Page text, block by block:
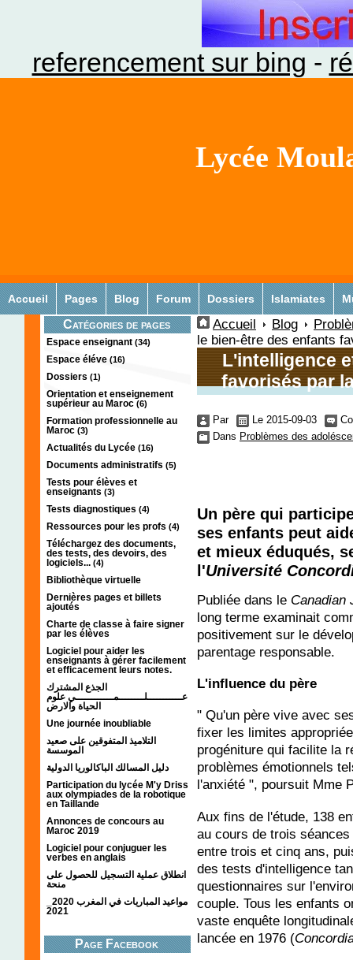
referencement sur bing -
Lycée
Accueil Pages Blog Forum Dossiers Islamiates
Catégories de pages
Espace enseignant (34)
Espace éléve (16)
Dossiers (1)
Orientation et enseignement
supérieur au Maroc (6)
Formation professionnelle au
Maroc (3)
Actualités du Lycée (16)
Documents administratifs (5)
Tests pour élèves et
enseignants (3)
Tests diagnostiques (4)
Ressources pour les profs (4)
Téléchargez des documents,
des tests, des devoirs, des
logiciels... (4)
Bibliothèque virtuelle
Dernières pages et billets
ajoutés
Charte de classe à faire signer
par les élèves
Logiciel pour aider les
enseignants à gérer facilement
et efficacement leurs notes.
الجذع المشترك
عـــــــــــلــــــــمــــــــــــي علوم
الحياة والارض
Une journée inoubliable
التلاميذ المتفوقين على صعيد
الموسسة
دليل المسالك الباكالوريا الدولية
Participation du lycée M'y Driss
aux olympiades de la robotique
en Taillande
Annonces de concours au
Maroc 2019
Logiciel pour conjuguer les
verbes en anglais
انطلاق عملية التسجيل للحصول على
منحة
2021
Page Facebook
Accueil Blog
le bien-être des enfants
L'intelligence
favorisés par
Par Le 2015-09-03
Dans Problèmes des
Un père qui
ses enfants peut
et mieux éduqués,
l'Université
Publiée dans le Canadian
long terme examinait
positivement sur le
parentage responsable.
L'influence du père
" Qu'un père vive avec
fixer les limites
progéniture qui facilite la
problèmes émotionnels
l'anxiété ", poursuit Mme
Aux fins de l'étude, 138
au cours de trois
entre trois et cinq ans,
des tests d'intelligence
questionnaires sur
couple. Tous les enfants
vaste enquête
lancée en 1976 (